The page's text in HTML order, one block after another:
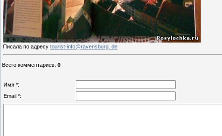
Писала по адресу tourist-info@ravensburg. de
Всего комментариев: 0
Имя *:
Email *: